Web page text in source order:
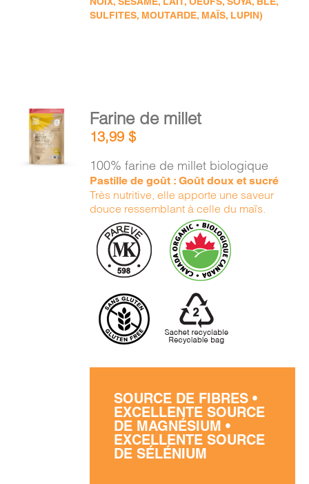
SULFITES, MOUTARDE, MAÏS, LUPIN)
AJOUTER
AU
PANIER
Farine de millet
13,99$
100% farine de millet biologique
Pastille de goût : Goût doux et sucré
Très nutritive, elle apporte une saveur
douce ressemblant à celle du maïs.
SOURCE DE FIBRES •
EXCELLENTE SOURCE
DE MAGNÉSIUM •
EXCELLENTE SOURCE
DE SÉLÉNIUM